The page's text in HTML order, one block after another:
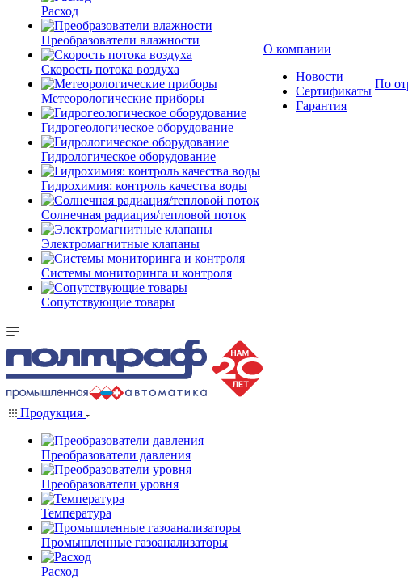
Расход
Преобразователи влажности
Скорость потока воздуха
Метеорологические приборы
Гидрогеологическое оборудование
Гидрологическое оборудование
Гидрохимия: контроль качества воды
Солнечная радиация/тепловой поток
Электромагнитные клапаны
Системы мониторинга и контроля
Сопутствующие товары
О компании
Новости
Сертификаты
Гарантия
По
Продукция
Преобразователи давления
Преобразователи уровня
Температура
Промышленные газоанализаторы
Расход